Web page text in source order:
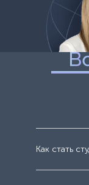
Как стать